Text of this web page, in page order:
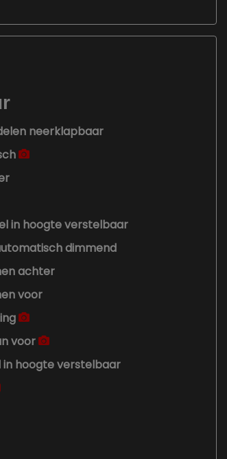
neerklapbaar
in hoogte verstelbaar
dimmend
achter
voor
voor
in hoogte verstelbaar